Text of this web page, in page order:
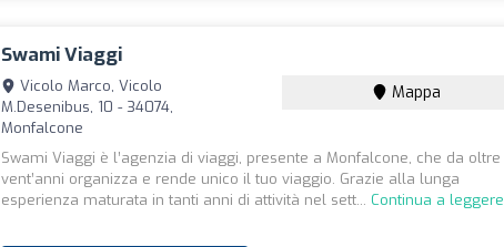
Swami Viaggi
Vicolo Marco, Vicolo
M.Desenibus, 10 - 34074,
Monfalcone
Mappa
Swami Viaggi è l’agenzia di viaggi, presente a Monfalcone, che da oltre
vent’anni organizza e rende unico il tuo viaggio. Grazie alla lunga
esperienza maturata in tanti anni di attività nel sett... Continua a leggere